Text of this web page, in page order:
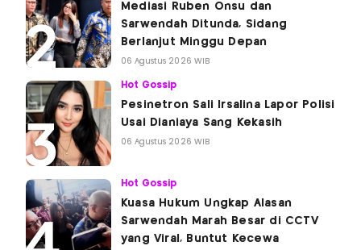
Mediasi Ruben Onsu dan
Sarwendah Ditunda, Sidang
Berlanjut Minggu Depan
06 Agustus 2026 WIB
Hot Gossip
Pesinetron Sali Irsalina Lapor Polisi
Usai Dianiaya Sang Kekasih
06 Agustus 2026 WIB
Hot Gossip
Kuasa Hukum Ungkap Alasan
Sarwendah Marah Besar di CCTV
yang Viral, Buntut Kecewa